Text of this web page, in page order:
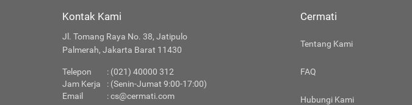
Kontak Kami
Jl. Tomang Raya No. 38, Jatipulo
Palmerah, Jakarta Barat 11430
Telepon
: (021) 40000 312
Jam Kerja
: (Senin-Jumat 9:00-17:00)
Email
:cs@cermati.com
Cermati
Tentang Kami
FAQ
Hubungi Kami